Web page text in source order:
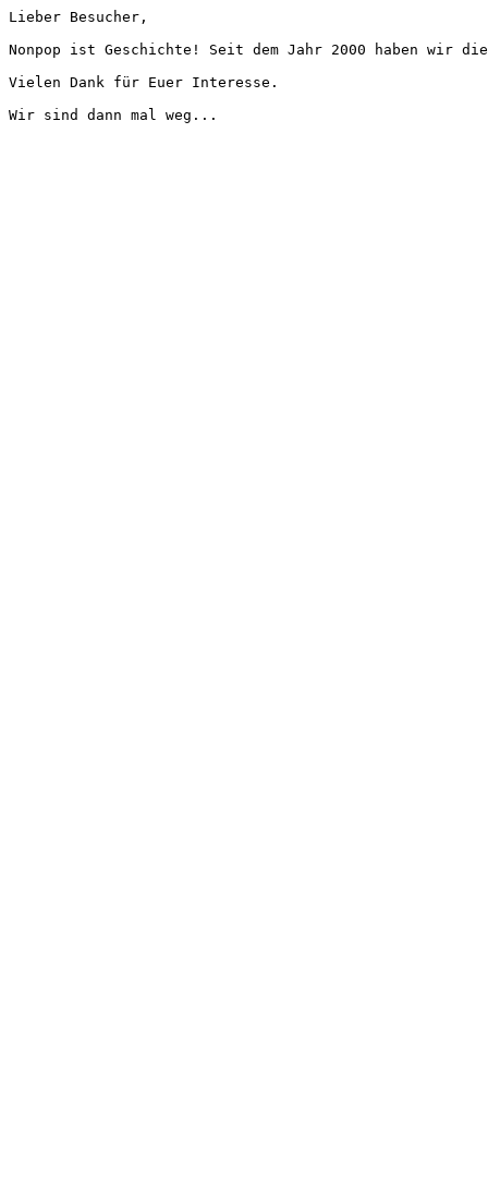
Lieber Besucher,
Nonpop ist Geschichte! Seit dem Jahr 2000 haben wir
Vielen Dank für Euer Interesse.
Wir sind dann mal weg...